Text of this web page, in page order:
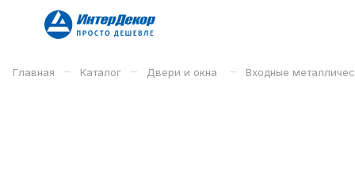
Главная – Каталог – Двери и окна – Входные